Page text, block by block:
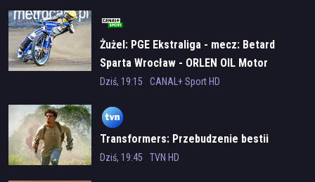
Żużel: PGE Ekstraliga - mecz: Betard
Sparta Wrocław - ORLEN OIL Motor
Lublin
Dziś, 19:15 CANAL+ Sport HD
Transformers: Przebudzenie bestii
Dziś, 19:45 TVN HD